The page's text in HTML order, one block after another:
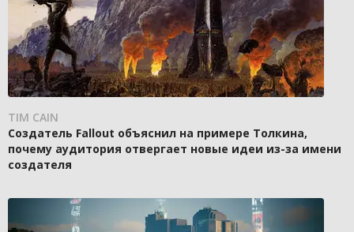
TIM CAIN
Создатель Fallout объяснил на примере Толкина,
почему аудитория отвергает новые идеи из-за имени
создателя